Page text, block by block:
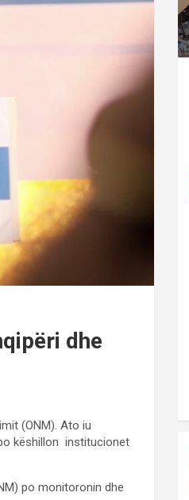
dhe
(ONM). Ato iu
këshillon institucionet
po monitoronin dhe